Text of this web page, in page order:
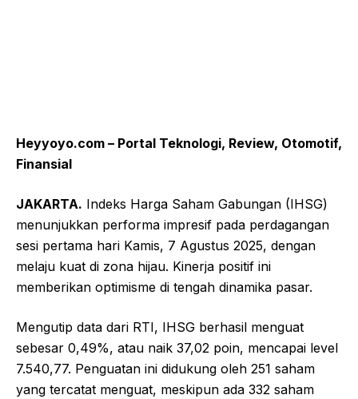
Heyyoyo.com – Portal Teknologi, Review, Otomotif,
Finansial
JAKARTA. Indeks Harga Saham Gabungan (IHSG)
menunjukkan performa impresif pada perdagangan
sesi pertama hari Kamis, 7 Agustus 2025, dengan
melaju kuat di zona hijau. Kinerja positif ini
memberikan optimisme di tengah dinamika pasar.
Mengutip data dari RTI, IHSG berhasil menguat
sebesar 0,49%, atau naik 37,02 poin, mencapai level
7.540,77. Penguatan ini didukung oleh 251 saham
yang tercatat menguat, meskipun ada 332 saham